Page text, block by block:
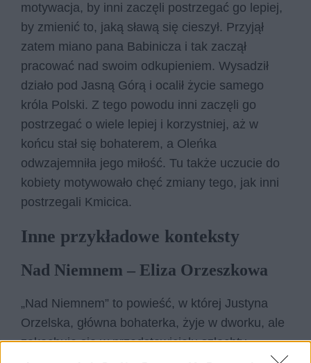
motywacja, by inni zaczęli postrzegać go lepiej,
by zmienić to, jaką sławą się cieszył. Przyjął
zatem miano pana Babinicza i tak zaczął
pracować nad swoim odkupieniem. Wysadził
działo pod Jasną Górą i ocalił życie samego
króla Polski. Z tego powodu inni zaczęli go
postrzegać o wiele lepiej i korzystniej, aż w
końcu stał się bohaterem, a Oleńka
odwzajemniła jego miłość. Tu także uczucie do
kobiety motywowało chęć zmiany tego, jak inni
postrzegali Kmicica.
Inne przykładowe konteksty
Nad Niemnem – Eliza Orzeszkowa
„Nad Niemnem” to powieść, w której Justyna
Orzelska, główna bohaterka, żyje w dworku, ale
zakochuje się w przedstawicielu szlachty